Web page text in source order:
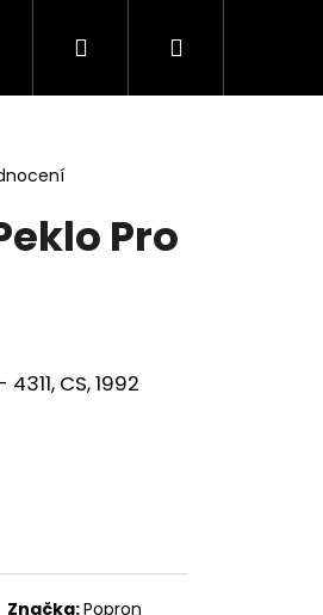
STAVU O NÁS
PřihlášeníNákupní
Pro
CS, 1992
Značka:Popron